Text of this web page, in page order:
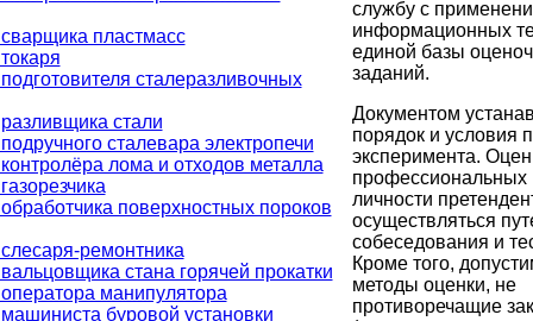
пластмасс
сталеразливочных
стали
сталевара электропечи
лома и отходов металла
поверхностных пороков
ремонтника
стана горячей прокатки
манипулятора
буровой установки
службу с
информационных
единой базы
заданий.
Документом
порядок и условия
эксперимента.
профессиональных
личности
осуществляться
собеседования и
Кроме того,
методы оценки, не
противоречащие